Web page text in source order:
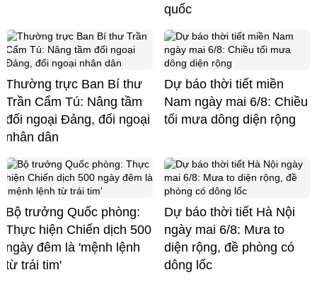
quốc
Thường trực Ban Bí thư
Trần Cẩm Tú: Nâng tầm
đối ngoại Đảng, đối ngoại
nhân dân
Dự báo thời tiết miền
Nam ngày mai 6/8: Chiều
tối mưa dông diện rộng
Bộ trưởng Quốc phòng:
Thực hiện Chiến dịch 500
ngày đêm là 'mệnh lệnh
từ trái tim'
Dự báo thời tiết Hà Nội
ngày mai 6/8: Mưa to
diện rộng, đề phòng có
dông lốc